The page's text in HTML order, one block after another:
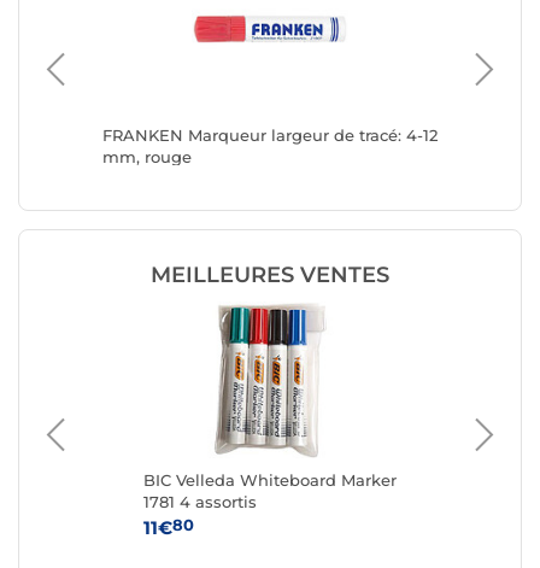
FRANKEN Marqueur largeur de tracé: 4-12
mm, rouge
MEILLEURES VENTES
BIC Velleda Whiteboard Marker
1781 4 assortis
11€80